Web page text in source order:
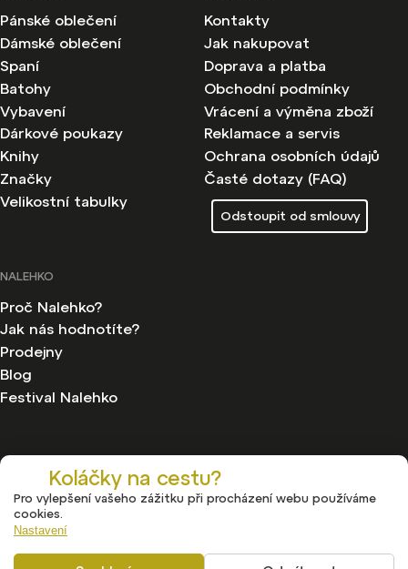
Koláčky na cestu?
Pro vylepšení vašeho zážitku při procházení webu používáme
cookies.
Nastavení
Pánské oblečení
Dámské oblečení
Spaní
Batohy
Vybavení
Dárkové poukazy
Knihy
Značky
Velikostní tabulky
Kontakty
Jak nakupovat
Doprava a platba
Obchodní podmínky
Vrácení a výměna zboží
Reklamace a servis
Ochrana osobních údajů
Časté dotazy (FAQ)
Odstoupit od smlouvy
NALEHKO
Proč Nalehko?
Jak nás hodnotíte?
Prodejny
Blog
Festival Nalehko
Copyright 2026
. Všechna práva vyhrazena.
Upravit nastavení cookies